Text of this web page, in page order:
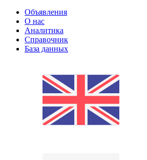
Объявления
О нас
Аналитика
Справочник
База данных